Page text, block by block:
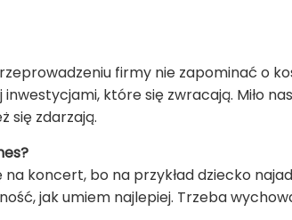
firmy nie zapominać o
które się zwracają. Miło
się zdarzają.
koncert, bo na przykład dziecko
jak umiem najlepiej. Trzeba